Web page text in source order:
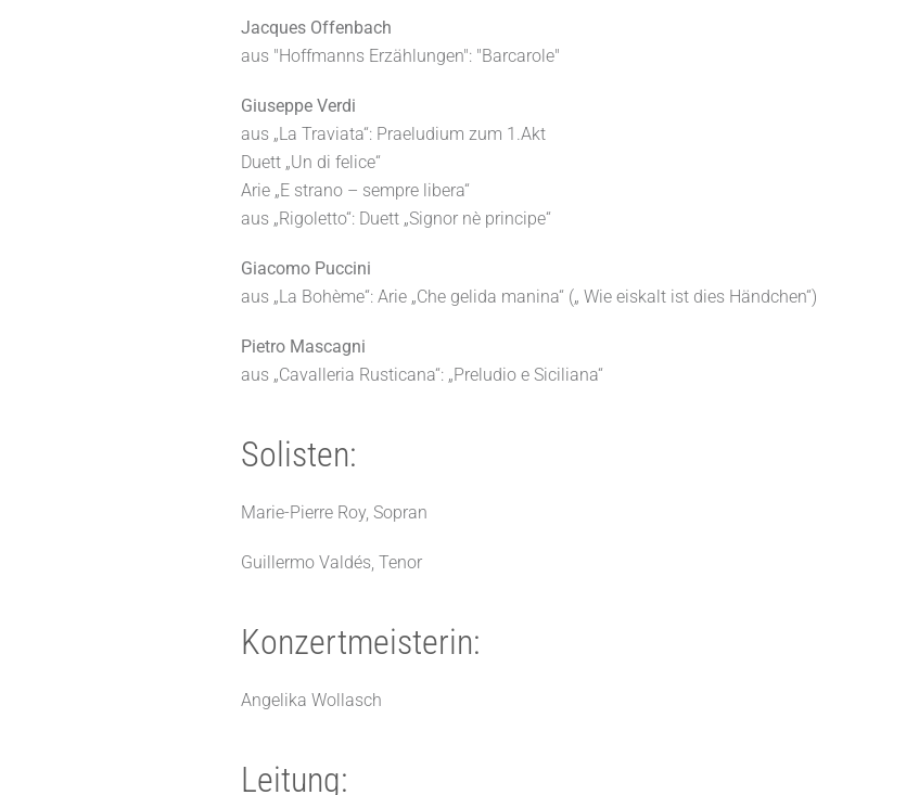
Jacques Offenbach
aus "Hoffmanns Erzählungen": "Barcarole"
Giuseppe Verdi
aus „La Traviata“: Praeludium zum 1.Akt
Duett „Un di felice“
Arie „E strano – sempre libera“
aus „Rigoletto“: Duett „Signor nè principe“
Giacomo Puccini
aus „La Bohème“: Arie „Che gelida manina“ („ Wie eiskalt ist dies Händchen“)
Pietro Mascagni
aus „Cavalleria Rusticana“: „Preludio e Siciliana“
Solisten:
Marie-Pierre Roy, Sopran
Guillermo Valdés, Tenor
Konzertmeisterin:
Angelika Wollasch
Leitung: